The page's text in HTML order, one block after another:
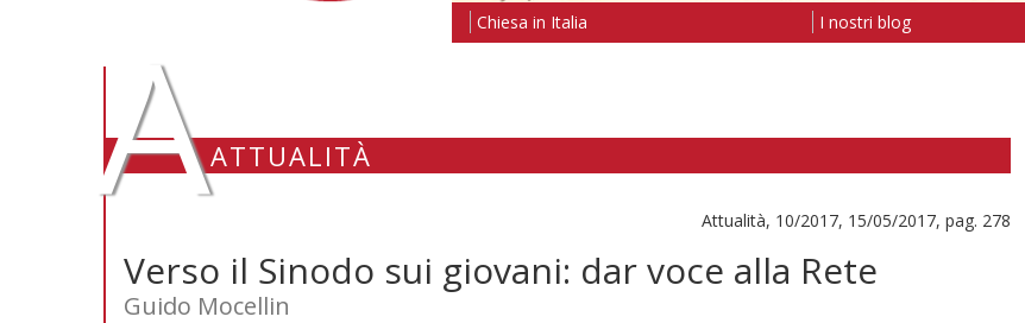
Chiesa in Italia I nostri blog
AATTUALITÀ
Attualità, 10/2017, 15/05/2017, pag. 278
Verso il Sinodo sui giovani: dar voce alla Rete
Guido Mocellin